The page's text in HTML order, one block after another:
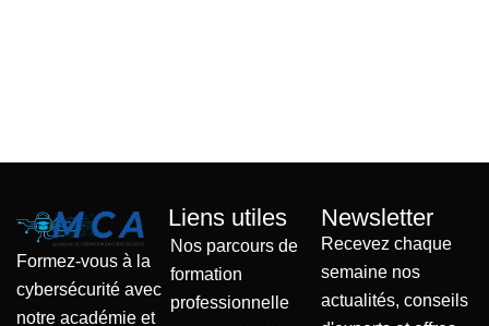
Formez-vous à la
cybersécurité avec
notre académie et
Liens utiles
Nos parcours de
formation
professionnelle
Newsletter
Recevez chaque
semaine nos
actualités, conseils